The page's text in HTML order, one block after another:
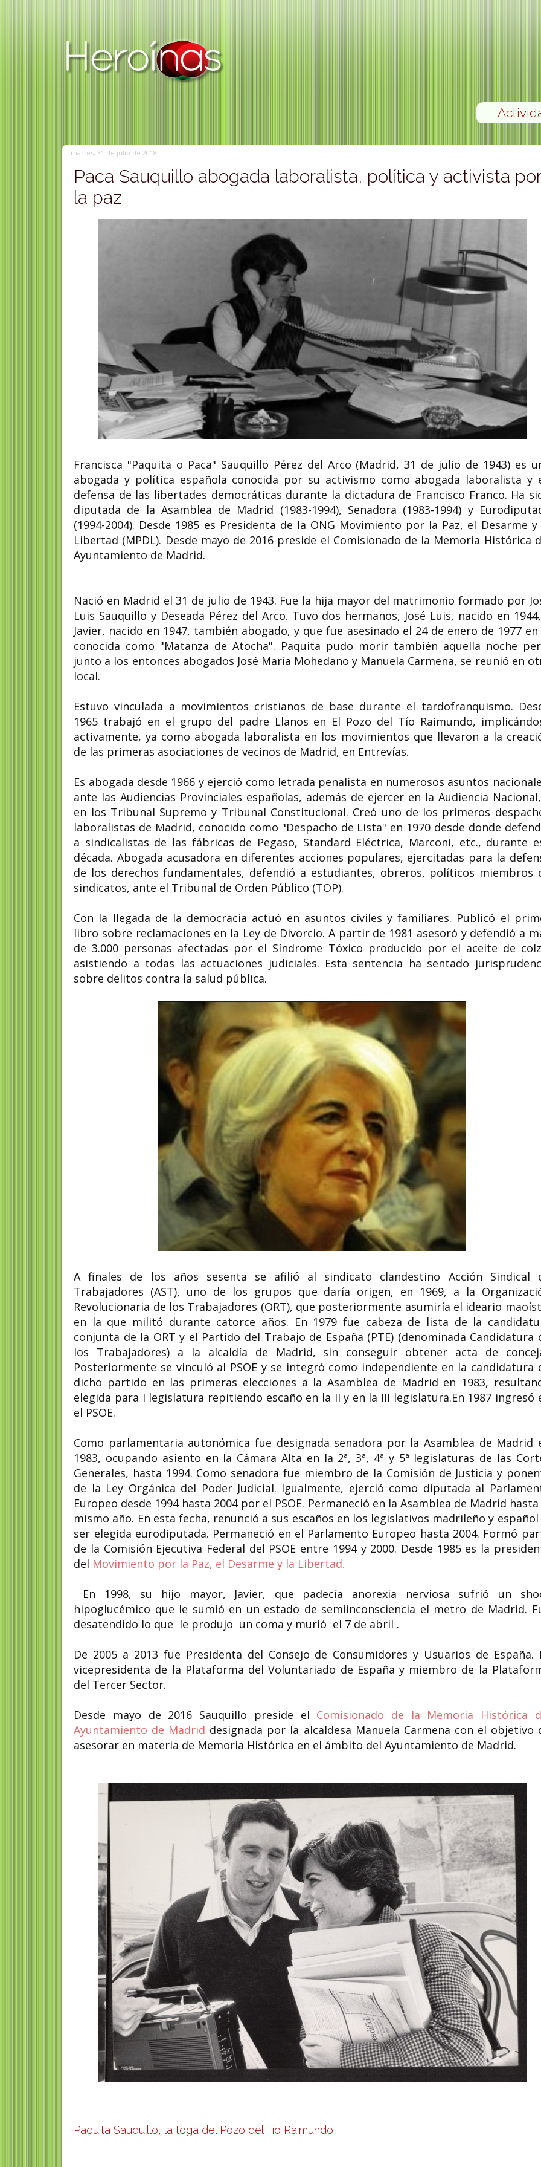
martes, 31 de julio de 2018
Paca Sauquillo abogada laboralista, política y activista
la paz
Francisca "Paquita o Paca" Sauquillo Pérez del Arco (Madrid, 31 de julio de 1943) es
abogada y política española conocida por su activismo como abogada laboralista y
defensa de las libertades democráticas durante la dictadura de Francisco Franco. Ha
diputada de la Asamblea de Madrid (1983-1994), Senadora (1983-1994) y
(1994-2004). Desde 1985 es Presidenta de la ONG Movimiento por la Paz, el Desarme y
Libertad (MPDL). Desde mayo de 2016 preside el Comisionado de la Memoria Histórica
Ayuntamiento de Madrid.
Nació en Madrid el 31 de julio de 1943. Fue la hija mayor del matrimonio formado por
Luis Sauquillo y Deseada Pérez del Arco. Tuvo dos hermanos, José Luis, nacido en
Javier, nacido en 1947, también abogado, y que fue asesinado el 24 de enero de 1977 en
conocida como "Matanza de Atocha". Paquita pudo morir también aquella noche
junto a los entonces abogados José María Mohedano y Manuela Carmena, se reunió en
local.
Estuvo vinculada a movimientos cristianos de base durante el tardofranquismo.​
1965 trabajó en el grupo del padre Llanos en El Pozo del Tío Raimundo,​
activamente, ya como abogada laboralista en los movimientos que llevaron a la
de las primeras asociaciones de vecinos de Madrid, en Entrevías.
Es abogada desde 1966 y ejerció como letrada penalista en numerosos asuntos
ante las Audiencias Provinciales españolas, además de ejercer en la Audiencia
en los Tribunal Supremo y Tribunal Constitucional. Creó uno de los primeros
laboralistas de Madrid, conocido como "Despacho de Lista" en 1970 desde donde
a sindicalistas de las fábricas de Pegaso, Standard Eléctrica, Marconi, etc., durante
década. Abogada acusadora en diferentes acciones populares, ejercitadas para la
de los derechos fundamentales, defendió a estudiantes, obreros, políticos miembros
sindicatos, ante el Tribunal de Orden Público (TOP).
Con la llegada de la democracia actuó en asuntos civiles y familiares. Publicó el
libro sobre reclamaciones en la Ley de Divorcio. A partir de 1981 asesoró y defendió a
de 3.000 personas afectadas por el Síndrome Tóxico producido por el aceite de
asistiendo a todas las actuaciones judiciales. Esta sentencia ha sentado
sobre delitos contra la salud pública.
A finales de los años sesenta se afilió al sindicato clandestino Acción Sindical
Trabajadores (AST), uno de los grupos que daría origen, en 1969, a la
Revolucionaria de los Trabajadores (ORT), que posteriormente asumiría el ideario
en la que militó durante catorce años. En 1979 fue cabeza de lista de la
conjunta de la ORT y el Partido del Trabajo de España (PTE) (denominada Candidatura
los Trabajadores) a la alcaldía de Madrid,​ sin conseguir obtener acta de
Posteriormente se vinculó al PSOE y se integró como independiente en la candidatura
dicho partido en las primeras elecciones a la Asamblea de Madrid en 1983,​
elegida para I legislatura repitiendo escaño en la II​ y en la III legislatura.En 1987 ingresó
el PSOE.
Como parlamentaria autonómica fue designada senadora por la Asamblea de Madrid
1983,​ ocupando asiento en la Cámara Alta en la 2ª, 3ª, 4ª y 5ª legislaturas de las
Generales,​ hasta 1994. Como senadora fue miembro de la Comisión de Justicia y
de la Ley Orgánica del Poder Judicial. Igualmente, ejerció como diputada al
Europeo desde 1994 hasta 2004 por el PSOE. Permaneció en la Asamblea de Madrid hasta
mismo año. En esta fecha, renunció a sus escaños en los legislativos madrileño y español
ser elegida eurodiputada. Permaneció en el Parlamento Europeo hasta 2004. Formó
de la Comisión Ejecutiva Federal del PSOE entre 1994 y 2000. Desde 1985 es la
del Movimiento por la Paz, el Desarme y la Libertad.
En 1998, su hijo mayor, Javier, que padecía anorexia nerviosa sufrió un
hipoglucémico que le sumió en un estado de semiinconsciencia el metro de Madrid.
desatendido lo que le produjo un coma y murió el 7 de abril .
De 2005 a 2013 fue Presidenta del Consejo de Consumidores y Usuarios de España.​
vicepresidenta de la Plataforma del Voluntariado de España​ y miembro de la
del Tercer Sector.
Desde mayo de 2016 Sauquillo preside el Comisionado de la Memoria Histórica
Ayuntamiento de Madrid designada por la alcaldesa Manuela Carmena con el objetivo
asesorar en materia de Memoria Histórica en el ámbito del Ayuntamiento de Madrid.​
Paquita Sauquillo, la toga del Pozo del Tío Raimundo
Helen Margaret Gilkey
micóloga sobresaliente
Helen Margaret Gilkey (6 de marzo
de 1886– 7 de agosto de 1972) fue
una micóloga y...
Quisqueya
artista
Quisqueya
21 de junio de 1966 -
30 de marzo de 2024)